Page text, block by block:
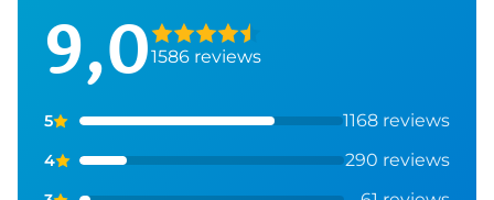
9,01586 reviews
5 1168 reviews
4 290 reviews